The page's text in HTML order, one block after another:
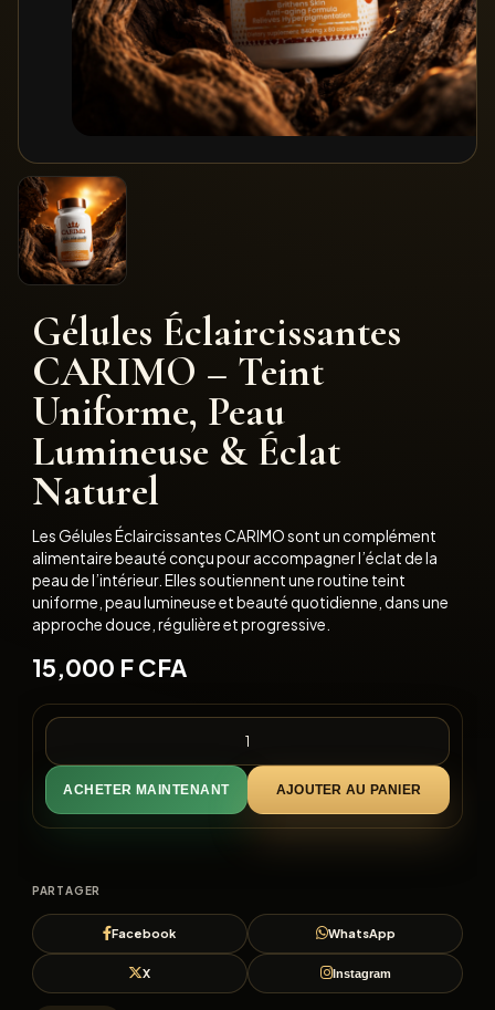
Gélules Éclaircissantes
CARIMO – Teint
Uniforme, Peau
Lumineuse & Éclat
Naturel
15,000 F CFA
Les Gélules Éclaircissantes CARIMO sont un complément
alimentaire beauté conçu pour accompagner l’éclat de la
peau de l’intérieur. Elles soutiennent une routine teint
uniforme, peau lumineuse et beauté quotidienne, dans une
approche douce, régulière et progressive.
AJOUTER AU PANIER
ACHETER MAINTENANT
PARTAGER
Facebook WhatsApp
X Instagram